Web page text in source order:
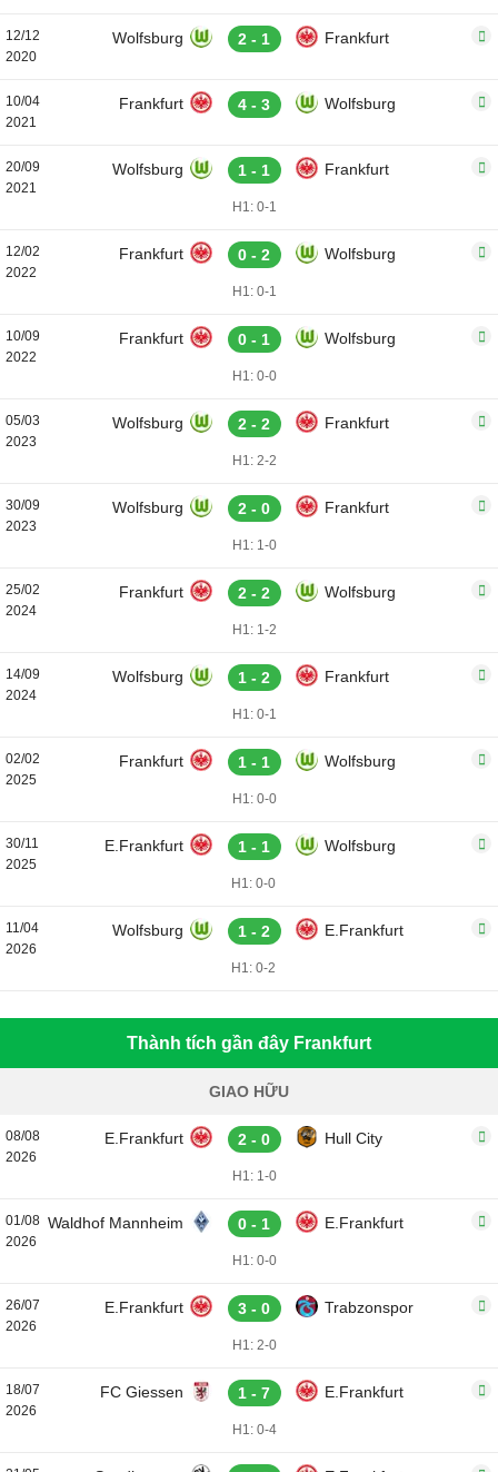
12/12
2020
Wolfsburg 2 - 1 Frankfurt
10/04
2021
Frankfurt 4 - 3 Wolfsburg
20/09
2021
Wolfsburg 1 - 1 Frankfurt
H1: 0-1
12/02
2022
Frankfurt 0 - 2 Wolfsburg
H1: 0-1
10/09
2022
Frankfurt 0 - 1 Wolfsburg
H1: 0-0
05/03
2023
Wolfsburg 2 - 2 Frankfurt
H1: 2-2
30/09
2023
Wolfsburg 2 - 0 Frankfurt
H1: 1-0
25/02
2024
Frankfurt 2 - 2 Wolfsburg
H1: 1-2
14/09
2024
Wolfsburg 1 - 2 Frankfurt
H1: 0-1
02/02
2025
Frankfurt 1 - 1 Wolfsburg
H1: 0-0
30/11
2025
E.Frankfurt 1 - 1 Wolfsburg
H1: 0-0
11/04
2026
Wolfsburg 1 - 2 E.Frankfurt
H1: 0-2
Thành tích gần đây Frankfurt
GIAO HỮU
08/08
2026
E.Frankfurt 2 - 0 Hull City
H1: 1-0
01/08
2026
Waldhof Mannheim 0 - 1 E.Frankfurt
H1: 0-0
26/07
2026
E.Frankfurt 3 - 0 Trabzonspor
H1: 2-0
18/07
2026
FC Giessen 1 - 7 E.Frankfurt
H1: 0-4